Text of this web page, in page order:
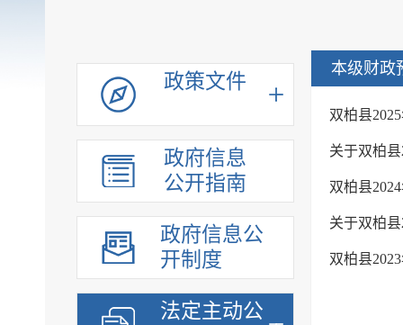
政策文件
政府信息
公开指南
政府信息公
开制度
法定主动公
本级财政
双柏县
关于双柏
双柏县
关于双柏
双柏县